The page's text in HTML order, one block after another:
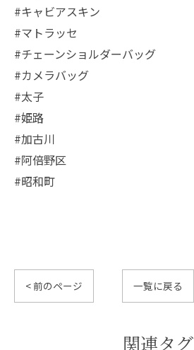
#キャビアスキン
#マトラッセ
#チェーンショルダーバッグ
#カメラバッグ
#太子
#姫路
#加古川
#阿倍野区
#昭和町
< 前のページ 一覧に戻る
関連タグ